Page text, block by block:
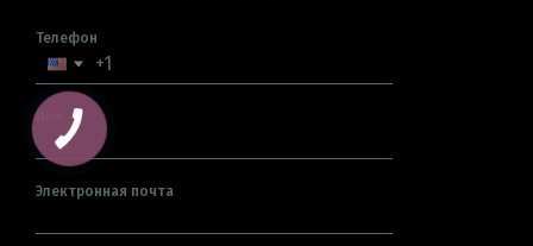
Телефон
Имя
Электронная почта